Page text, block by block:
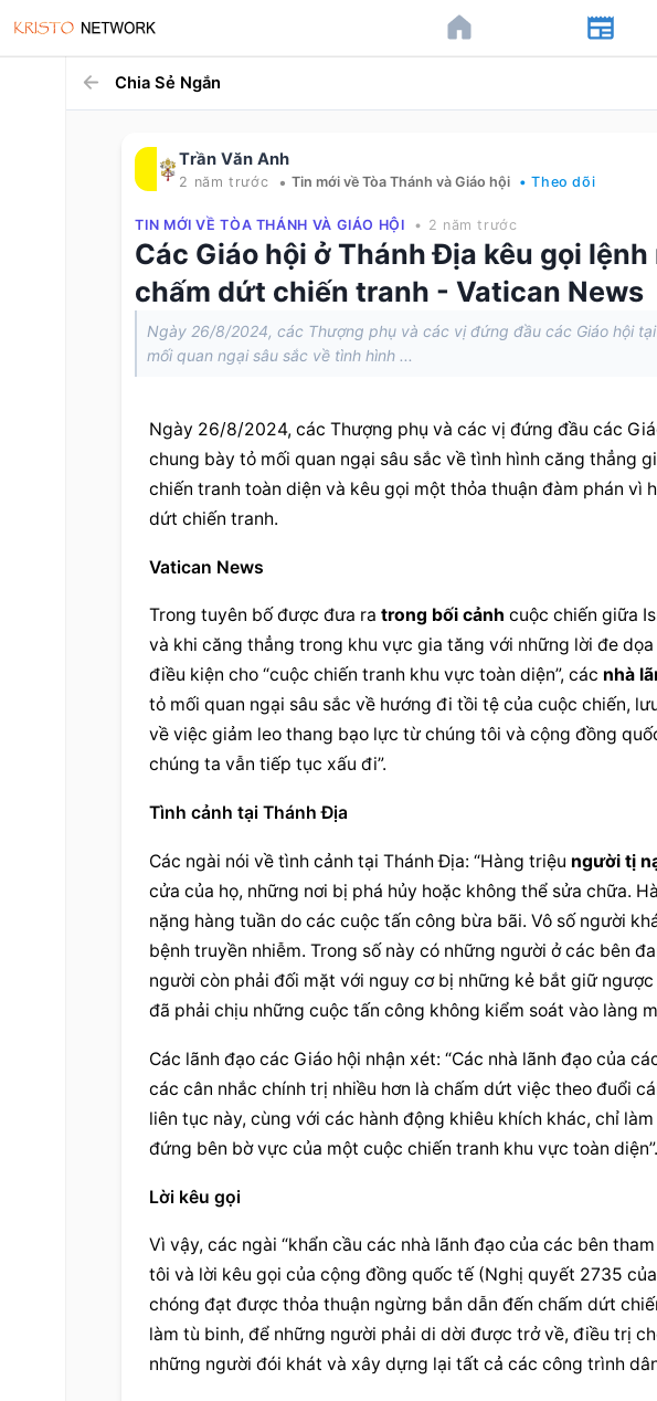
Chia Sẻ Ngắn
Trần Văn Anh
2 năm trước • Tin mới về Tòa Thánh và Giáo hội • Theo dõi
TIN MỚI VỀ TÒA THÁNH VÀ GIÁO HỘI • 2 năm trước
Các Giáo hội ở Thánh Địa kêu gọi
chấm dứt chiến tranh - Vatican News
Ngày 26/8/2024, các Thượng phụ và các vị đứng đầu các Giáo hội
mối quan ngại sâu sắc về tình hình ...
Ngày 26/8/2024, các Thượng phụ và các vị đứng đầu các
chung bày tỏ mối quan ngại sâu sắc về tình hình căng thẳng
chiến tranh toàn diện và kêu gọi một thỏa thuận đàm phán vì
dứt chiến tranh.
Vatican News
Trong tuyên bố được đưa ra trong bối cảnh cuộc chiến giữa
và khi căng thẳng trong khu vực gia tăng với những lời đe
điều kiện cho “cuộc chiến tranh khu vực toàn diện”, các nhà
tỏ mối quan ngại sâu sắc về hướng đi tồi tệ của cuộc chiến,
về việc giảm leo thang bạo lực từ chúng tôi và cộng đồng
chúng ta vẫn tiếp tục xấu đi”.
Tình cảnh tại Thánh Địa
Các ngài nói về tình cảnh tại Thánh Địa: “Hàng triệu người tị
cửa của họ, những nơi bị phá hủy hoặc không thể sửa chữa.
nặng hàng tuần do các cuộc tấn công bừa bãi. Vô số người
bệnh truyền nhiễm. Trong số này có những người ở các bên
người còn phải đối mặt với nguy cơ bị những kẻ bắt giữ
đã phải chịu những cuộc tấn công không kiểm soát vào làng
Các lãnh đạo các Giáo hội nhận xét: “Các nhà lãnh đạo của
các cân nhắc chính trị nhiều hơn là chấm dứt việc theo đuổi
liên tục này, cùng với các hành động khiêu khích khác, chỉ
đứng bên bờ vực của một cuộc chiến tranh khu vực toàn diện”.
Lời kêu gọi
Vì vậy, các ngài “khẩn cầu các nhà lãnh đạo của các bên tham
tôi và lời kêu gọi của cộng đồng quốc tế (Nghị quyết 2735
chóng đạt được thỏa thuận ngừng bắn dẫn đến chấm dứt
làm tù binh, để những người phải di dời được trở về, điều trị
những người đói khát và xây dựng lại tất cả các công trình